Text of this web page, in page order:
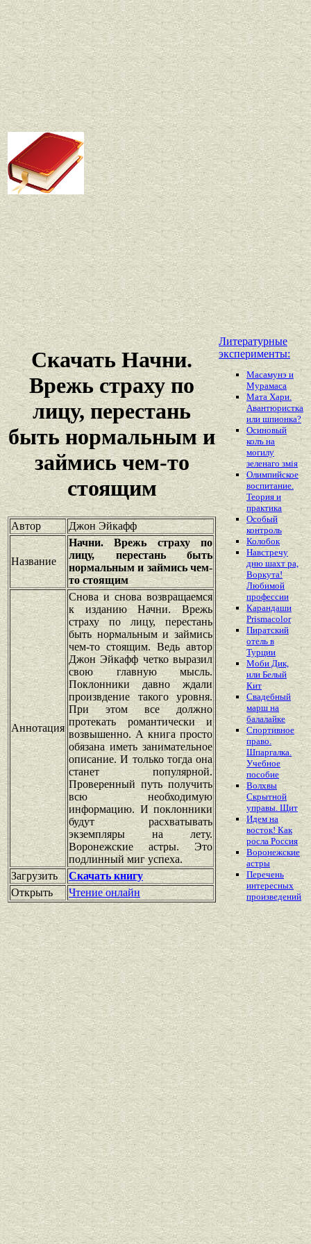
Скачать Начни.
Врежь страху по
лицу, перестань
быть нормальным и
займись чем-то
стоящим
Автор Джон Эйкафф
Название
Начни. Врежь страху по
лицу, перестань быть
нормальным и займись чем-
то стоящим
Аннотация
Снова и снова возвращаемся
к изданию Начни. Врежь
страху по лицу, перестань
быть нормальным и займись
чем-то стоящим. Ведь автор
Джон Эйкафф четко выразил
свою главную мысль.
Поклонники давно ждали
произвдение такого уровня.
При этом все должно
протекать романтически и
возвышенно. А книга просто
обязана иметь занимательное
описание. И только тогда она
станет популярной.
Проверенный путь получить
всю необходимую
информацию. И поклонники
будут расхватывать
экземпляры на лету.
Воронежские астры. Это
подлинный миг успеха.
Загрузить
Скачать книгу
Открыть
Чтение онлайн
Литературные
эксперименты:
Масамунэ и
Мурамаса
Мата Хари.
Авантюристка
или шпионка?
Осиновый
колъ на
могилу
зеленаго змiя
Олимпийское
воспитание.
Теория и
практика
Особый
контроль
Колобок
Навстречу
дню шахт ра,
Воркута!
Любимой
профессии
Карандаши
Prismacolor
Пиратский
отель в
Турции
Моби Дик,
или Белый
Кит
Свадебный
марш на
балалайке
Спортивное
право.
Шпаргалка.
Учебное
пособие
Волхвы
Скрытной
управы. Щит
Идем на
восток! Как
росла Россия
Воронежские
астры
Перечень
интересных
произведений